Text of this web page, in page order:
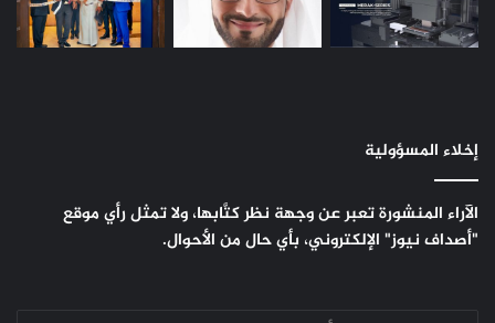
إخلاء المسؤولية
الآراء المنشورة تعبر عن وجهة نظر كتَّابها، ولا تمثل رأي موقع
"أصداف نيوز" الإلكتروني، بأي حال من الأحوال.